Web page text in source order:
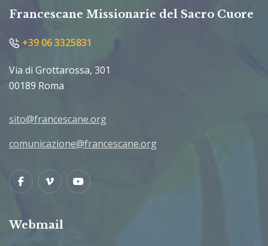
Francescane Missionarie del Sacro Cuore
+39 06 3325831
Via di Grottarossa, 301
00189 Roma
sito@francescane.org
comunicazione@francescane.org
FacebookVimeoYoutube
Webmail